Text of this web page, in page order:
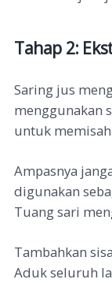
Tahap 2:
Saring jus
menggunakan
untuk
Ampasnya
digunakan
Tuang sari
Tambahkan
Aduk seluruh